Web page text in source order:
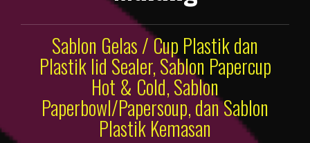
Sablon Gelas / Cup Plastik dan
Plastik lid Sealer, Sablon Papercup
Hot & Cold, Sablon
Paperbowl/Papersoup, dan Sablon
Plastik Kemasan